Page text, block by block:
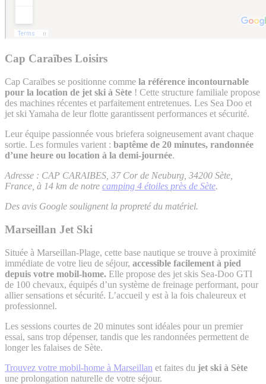
Cap Caraïbes Loisirs
Cap Caraïbes se positionne comme la référence incontournable
pour la location de jet ski à Sète ! Cette structure familiale propose
des machines récentes et parfaitement entretenues. Les Sea Doo et
jet ski Yamaha de leur flotte garantissent performances et sécurité.
Leur équipe passionnée vous briefera soigneusement avant chaque
sortie. Les formules varient : baptême de 20 minutes, randonnée
d’une heure ou location à la demi-journée.
Adresse : CAP CARAIBES, 37 Cor de Neuburg, 34200 Sète,
France, à 14 km de notre camping 4 étoiles près de Sète.
Des avis Google soulignent la propreté du matériel.
Marseillan Jet Ski
Située à Marseillan-Plage, cette base nautique se trouve à proximité
immédiate de votre lieu de séjour, accessible facilement à pied
depuis votre mobil-home. Elle propose des jet skis Sea-Doo GTI
de 100 chevaux, équipés d’un système de freinage performant, pour
allier sensations et sécurité. L’accueil y est à la fois chaleureux et
professionnel.
Les sessions courtes de 20 minutes sont idéales pour un premier
essai, sans trop dépenser, tandis que les randonnées permettent de
longer les falaises de Sète.
Trouvez votre mobil-home à Marseillan et faites du jet ski à Sète
une prolongation naturelle de votre séjour.